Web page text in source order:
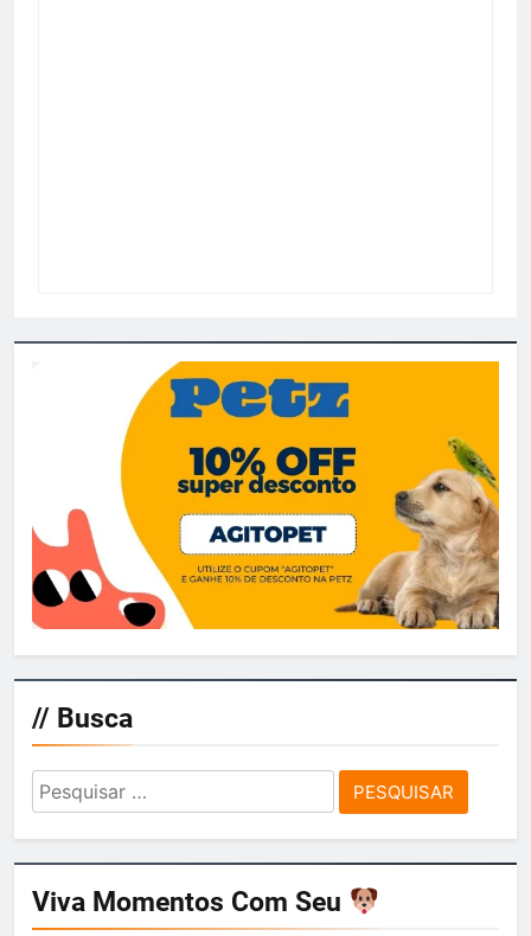
// Busca
Pesquisar
por:
Viva Momentos Com Seu